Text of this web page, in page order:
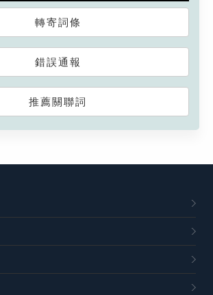
轉寄詞條
錯誤通報
推薦關聯詞